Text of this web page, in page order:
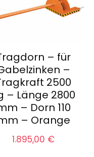
– für
–
2500
– Länge 2800
– Dorn 110
– Orange
1.895,00 €